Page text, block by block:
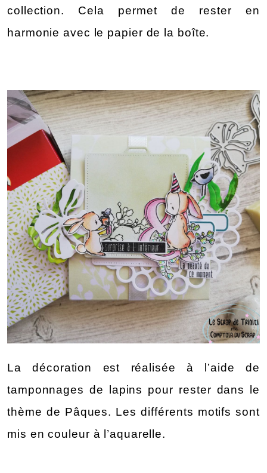
collection. Cela permet de rester en
harmonie avec le papier de la boîte.
La décoration est réalisée à l’aide de
tamponnages de lapins pour rester dans le
thème de Pâques. Les différents motifs sont
mis en couleur à l’aquarelle.